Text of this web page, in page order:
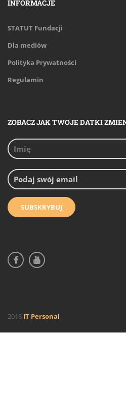
INFORMACJE
STATUT Fundacji
Dla mediów
Polityka Prywatności
Regulamin
ZOBACZ JAK TWOJE DATKI
2018 IT Personal